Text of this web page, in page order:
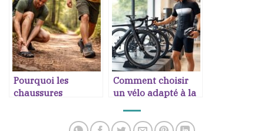
Pourquoi les
chaussures
Comment choisir
un vélo adapté à la